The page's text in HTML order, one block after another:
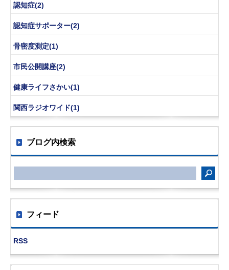
認知症(2)
認知症サポーター(2)
骨密度測定(1)
市民公開講座(2)
健康ライフさかい(1)
関西ラジオワイド(1)
ブログ内検索
フィード
RSS